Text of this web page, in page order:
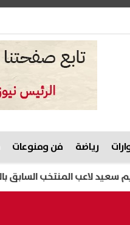
رياضة فن ومنوعات
المنتخب السابق بالتجمع